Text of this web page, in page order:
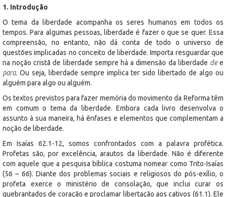
1. Introdução
O tema da liberdade acompanha os seres humanos em todos os
tempos. Para algumas pessoas, liberdade é fazer o que se quer. Essa
compreensão, no entanto, não dá conta de todo o universo de
questões implicadas no conceito de liberdade. Importa resguardar que
na noção cristã de liberdade sempre há a dimensão da liberdade dee
para. Ou seja, liberdade sempre implica ter sido libertado de algo ou
alguém para algo ou alguém.
Os textos previstos para fazer memória do movimento da Reforma têm
em comum o tema da liberdade. Embora cada livro desenvolva o
assunto à sua maneira, há ênfases e elementos que complementam a
noção de liberdade.
Em Isaías 62.1-12, somos confrontados com a palavra profética.
Profetas são, por excelência, arautos da liberdade. Não é diferente
com aquele que a pesquisa bíblica costuma nomear como Trito-Isaías
(56 – 66). Diante dos problemas sociais e religiosos do pós-exílio, o
profeta exerce o ministério de consolação, que inclui curar os
quebrantados de coração e proclamar libertação aos cativos (61.1). Ele